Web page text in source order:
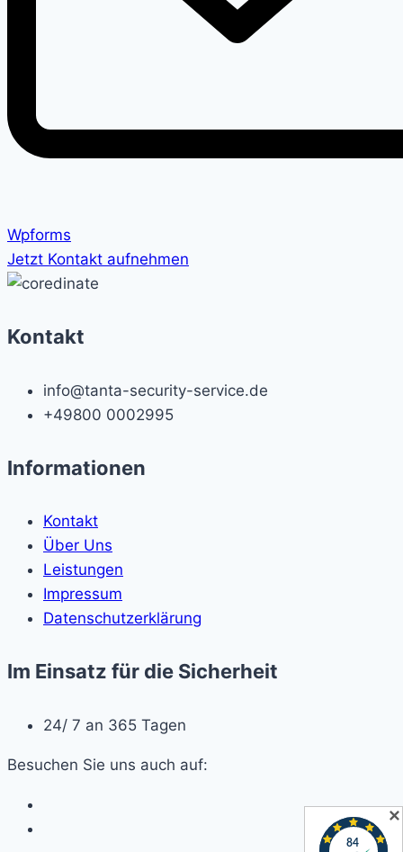
Wpforms
Jetzt Kontakt aufnehmen
Kontakt
info@tanta-security-service.de
+49800 0002995
Informationen
Kontakt
Über Uns
Leistungen
Impressum
Datenschutzerklärung
Im Einsatz für die Sicherheit
24/ 7 an 365 Tagen
Besuchen Sie uns auch auf:
✕